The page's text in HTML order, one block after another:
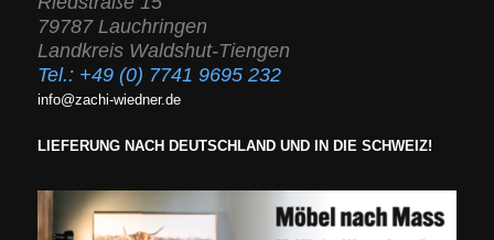
79787 Lauchringen
Landkreis Waldshut-Tiengen
Tel.: +49 (0) 7741 9695 232
info@zachi-wiedner.de
LIEFERUNG NACH DEUTSCHLAND UND IN DIE SCHWEIZ!